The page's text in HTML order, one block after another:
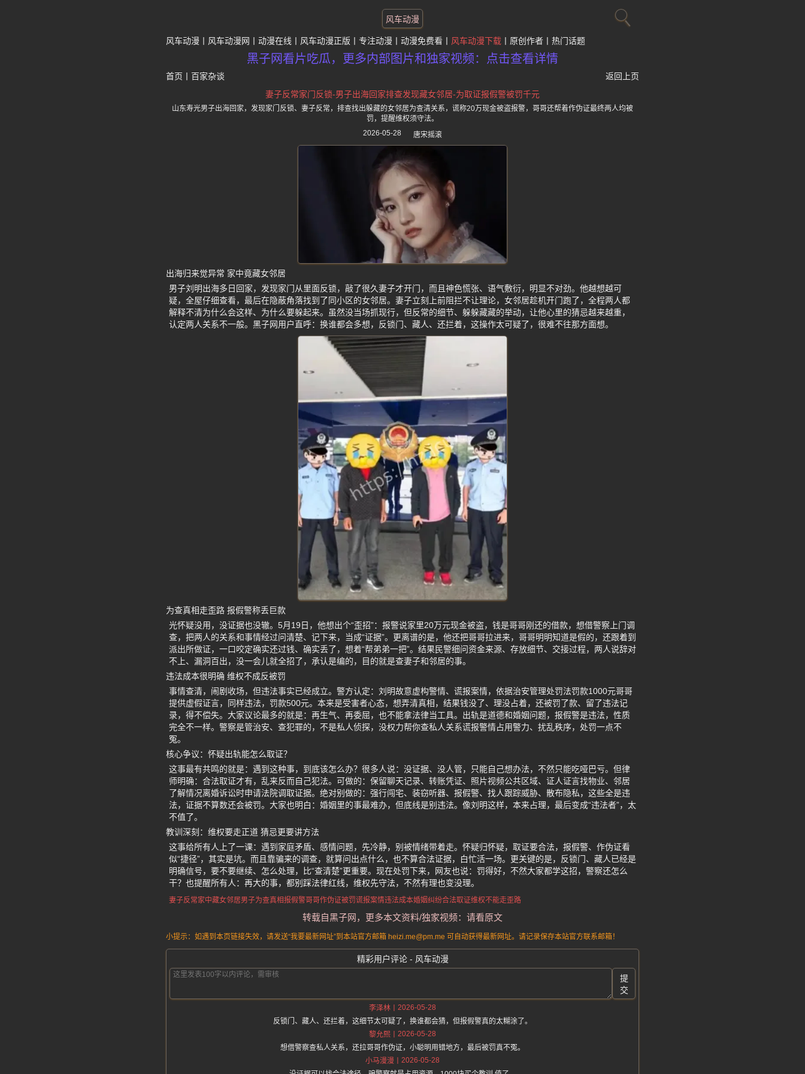
风车动漫
风车动漫 风车动漫网 动漫在线 风车动漫正版 专注动漫 动漫免费看 风车动漫下载 原创作者 热门话题
黑子网看片吃瓜，更多内部图片和独家视频：点击查看详情
首页 百家杂谈
返回上页
妻子反常家门反锁-男子出海回家排查发现藏女邻居-为取证报假警被罚千元
山东寿光男子出海回家，发现家门反锁、妻子反常，排查找出躲藏的女邻居为查清关系，谎称20万现金被盗报警，哥哥还帮着作伪证最终两人均被
罚，提醒维权须守法。
2026-05-28
唐宋摇滚
出海归来觉异常 家中竟藏女邻居
男子刘明出海多日回家，发现家门从里面反锁，敲了很久妻子才开门，而且神色慌张、语气敷衍，明显不对劲。他越想越可
疑，全屋仔细查看，最后在隐蔽角落找到了同小区的女邻居。妻子立刻上前阻拦不让理论，女邻居趁机开门跑了，全程两人都
解释不清为什么会这样、为什么要躲起来。虽然没当场抓现行，但反常的细节、躲躲藏藏的举动，让他心里的猜忌越来越重，
认定两人关系不一般。黑子网用户直呼：换谁都会多想，反锁门、藏人、还拦着，这操作太可疑了，很难不往那方面想。
为查真相走歪路 报假警称丢巨款
光怀疑没用，没证据也没辙。5月19日，他想出个“歪招”：报警说家里20万元现金被盗，钱是哥哥刚还的借款，想借警察上门调
查，把两人的关系和事情经过问清楚、记下来，当成“证据”。更离谱的是，他还把哥哥拉进来，哥哥明明知道是假的，还跟着到
派出所做证，一口咬定确实还过钱、确实丢了，想着“帮弟弟一把”。结果民警细问资金来源、存放细节、交接过程，两人说辞对
不上、漏洞百出，没一会儿就全招了，承认是编的，目的就是查妻子和邻居的事。
违法成本很明确 维权不成反被罚
事情查清，闹剧收场，但违法事实已经成立。警方认定：刘明故意虚构警情、谎报案情，依据治安管理处罚法罚款1000元哥哥
提供虚假证言，同样违法，罚款500元。本来是受害者心态，想弄清真相，结果钱没了、理没占着，还被罚了款、留了违法记
录，得不偿失。大家议论最多的就是：再生气、再委屈，也不能拿法律当工具。出轨是道德和婚姻问题，报假警是违法，性质
完全不一样。警察是管治安、查犯罪的，不是私人侦探，没权力帮你查私人关系谎报警情占用警力、扰乱秩序，处罚一点不
冤。
核心争议：怀疑出轨能怎么取证？
这事最有共鸣的就是：遇到这种事，到底该怎么办？很多人说：没证据、没人管，只能自己想办法，不然只能吃哑巴亏。但律
师明确：合法取证才有，乱来反而自己犯法。可做的：保留聊天记录、转账凭证、照片视频公共区域、证人证言找物业、邻居
了解情况离婚诉讼时申请法院调取证据。绝对别做的：强行闯宅、装窃听器、报假警、找人跟踪威胁、散布隐私，这些全是违
法，证据不算数还会被罚。大家也明白：婚姻里的事最难办，但底线是别违法。像刘明这样，本来占理，最后变成“违法者”，太
不值了。
教训深刻：维权要走正道 猜忌更要讲方法
这事给所有人上了一课：遇到家庭矛盾、感情问题，先冷静，别被情绪带着走。怀疑归怀疑，取证要合法，报假警、作伪证看
似“捷径”，其实是坑。而且靠骗来的调查，就算问出点什么，也不算合法证据，白忙活一场。更关键的是，反锁门、藏人已经是
明确信号，要不要继续、怎么处理，比“查清楚”更重要。现在处罚下来，网友也说：罚得好，不然大家都学这招，警察还怎么
干？也提醒所有人：再大的事，都别踩法律红线，维权先守法，不然有理也变没理。
妻子反常家中藏女邻居男子为查真相报假警哥哥作伪证被罚谎报案情违法成本婚姻纠纷合法取证维权不能走歪路
转载自黑子网，更多本文资料/独家视频：请看原文
小提示：如遇到本页链接失效，请发送“我要最新网址”到本站官方邮箱 heizi.me@pm.me 可自动获得最新网址。请记录保存本站官方联系邮箱！
精彩用户评论 - 风车动漫
提
交
李泽林
2026-05-28
反锁门、藏人、还拦着，这细节太可疑了，换谁都会猜，但报假警真的太糊涂了。
黎允熙
2026-05-28
想借警察查私人关系，还拉哥哥作伪证，小聪明用错地方，最后被罚真不冤。
小马漫漫
2026-05-28